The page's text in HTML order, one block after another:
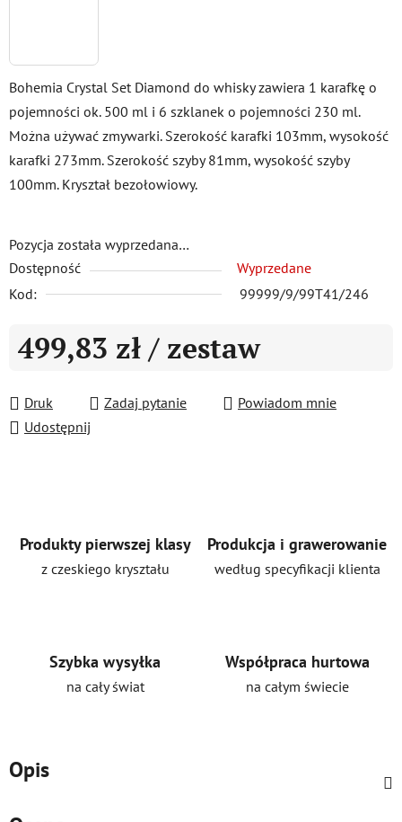
Bohemia Crystal Set Diamond do whisky zawiera 1 karafkę o
pojemności ok. 500 ml i 6 szklanek o pojemności 230 ml.
Można używać zmywarki. Szerokość karafki 103mm, wysokość
karafki 273mm. Szerokość szyby 81mm, wysokość szyby
100mm. Kryształ bezołowiowy.
Pozycja została wyprzedana…
Dostępność
Wyprzedane
Kod:
99999/9/99T41/246
499,83 zł / zestaw
Druk
Zadaj pytanie
Powiadom mnie
Udostępnij
Produkty pierwszej klasy
z czeskiego kryształu
Produkcja i grawerowanie
według specyfikacji klienta
Szybka wysyłka
na cały świat
Współpraca hurtowa
na całym świecie
Opis